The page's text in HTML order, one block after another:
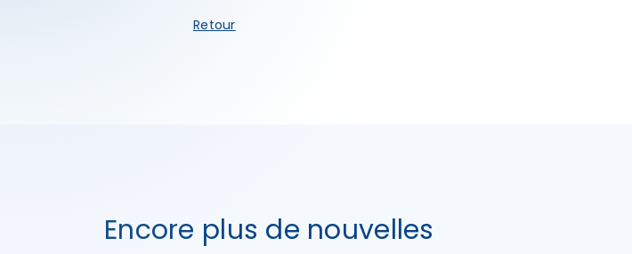
Retour
Encore plus de nouvelles